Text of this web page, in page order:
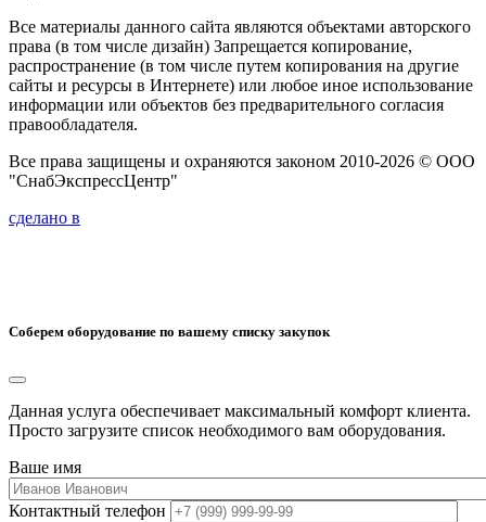
Все материалы данного сайта являются объектами авторского
права (в том числе дизайн) Запрещается копирование,
распространение (в том числе путем копирования на другие
сайты и ресурсы в Интернете) или любое иное использование
информации или объектов без предварительного согласия
правообладателя.
Все права защищены и охраняются законом 2010-2026 © ООО
"СнабЭкспрессЦентр"
сделано в
Соберем оборудование по вашему списку закупок
Данная услуга обеспечивает максимальный комфорт клиента.
Просто загрузите список необходимого вам оборудования.
Ваше имя
Контактный телефон